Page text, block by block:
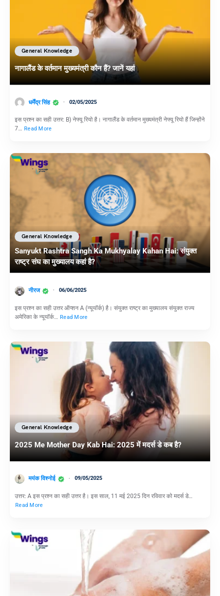
General Knowledge
नागालैंड के वर्तमान मुख्यमंत्री कौन हैं? जानें यहां
धर्मेंद्र सिंह 02/05/2025
इस प्रश्न का सही उत्तर: B) नेफ्यू रियो है। नागालैंड के वर्तमान मुख्यमंत्री नेफ्यू रियो हैं जिन्होंने
7… Read More
General Knowledge
Sanyukt Rashtra Sangh Ka Mukhyalay Kahan Hai: संयुक्त
राष्ट्र संघ का मुख्यालय कहां है?
नीरज 06/06/2025
इस प्रश्न का सही उत्तर ऑप्शन A (न्यूयॉर्क) है। संयुक्त राष्ट्र का मुख्यालय संयुक्त राज्य
अमेरिका के न्यूयॉर्क… Read More
General Knowledge
2025 Me Mother Day Kab Hai: 2025 में मदर्स डे कब है?
मयंक विश्नोई 09/05/2025
उत्तर: A इस प्रश्न का सही उत्तर है। इस साल, 11 मई 2025 दिन रविवार को मदर्स डे…
Read More